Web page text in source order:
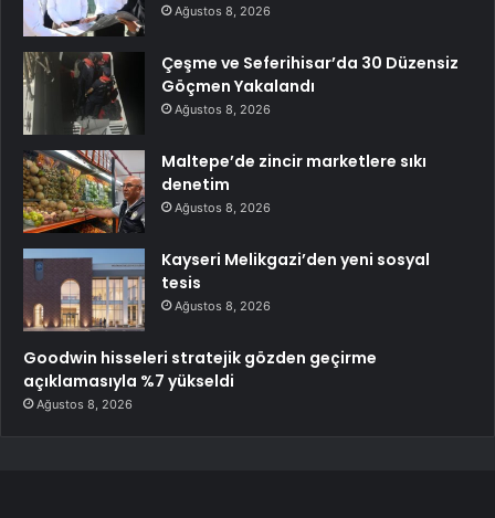
Ağustos 8, 2026
Çeşme ve Seferihisar’da 30 Düzensiz
Göçmen Yakalandı
Ağustos 8, 2026
Maltepe’de zincir marketlere sıkı
denetim
Ağustos 8, 2026
Kayseri Melikgazi’den yeni sosyal
tesis
Ağustos 8, 2026
Goodwin hisseleri stratejik gözden geçirme
açıklamasıyla %7 yükseldi
Ağustos 8, 2026